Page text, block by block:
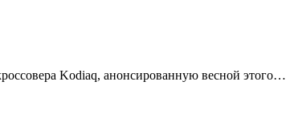
Kodiaq, анонсированную весной этого…